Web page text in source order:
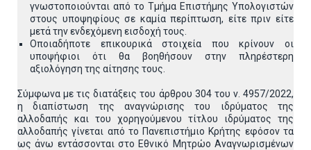
γνωστοποιούνται από το Τμήμα Επιστήμης Υπολογιστών
στους υποψηφίους σε καμία περίπτωση, είτε πριν είτε
μετά την ενδεχόμενη εισδοχή τους.
Οποιαδήποτε επικουρικά στοιχεία που κρίνουν οι
υποψήφιοι ότι θα βοηθήσουν στην πληρέστερη
αξιολόγηση της αίτησης τους.
Σύμφωνα με τις διατάξεις του άρθρου 304 του ν. 4957/2022,
η διαπίστωση της αναγνώρισης του ιδρύματος της
αλλοδαπής και του χορηγούμενου τίτλου ιδρύματος της
αλλοδαπής γίνεται από το Πανεπιστήμιο Κρήτης εφόσον τα
ως άνω εντάσσονται στο Εθνικό Μητρώο Αναγνωρισμένων